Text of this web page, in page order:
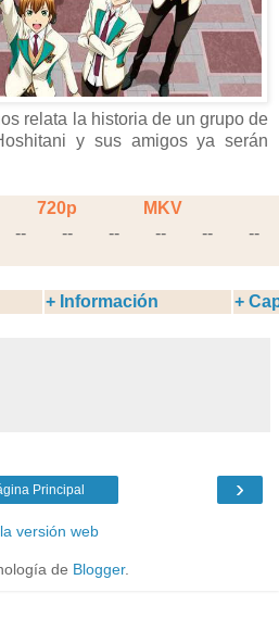
relata la historia de un grupo de
y sus amigos ya serán
720p
MKV
-- -- -- -- -- --
+ Información +
›
Principal
versión web
de Blogger.